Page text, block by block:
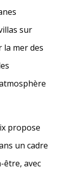
sur
la mer des
propose
un cadre
être, avec